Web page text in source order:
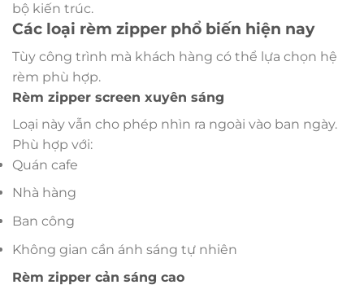
bộ kiến trúc.
Các loại rèm zipper phổ biến hiện nay
Tùy công trình mà khách hàng có thể lựa chọn hệ
rèm phù hợp.
Rèm zipper screen xuyên sáng
Loại này vẫn cho phép nhìn ra ngoài vào ban ngày.
Phù hợp với:
Quán cafe
Nhà hàng
Ban công
Không gian cần ánh sáng tự nhiên
Rèm zipper cản sáng cao